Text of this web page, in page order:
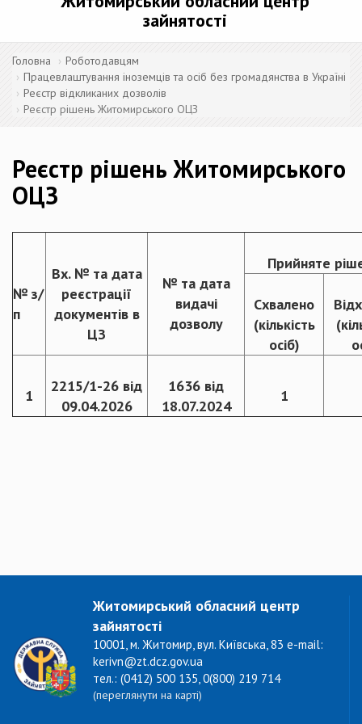
зайнятості
Головна
Роботодавцям
Працевлаштування іноземців та осіб без громадянства в Україні
Реєстр відкликаних дозволів
Реєстр рішень Житомирського ОЦЗ
Реєстр рішень Житомирського
ОЦЗ
№ з/
п
Вх. № та дата
реєстрації
документів в
ЦЗ
№ та дата
видачі
дозволу
Прийняте
Схвалено
(кількість
осіб)
1
2215/1-26 від
09.04.2026
1636 від
18.07.2024
1
Житомирський обласний центр
зайнятості
10001, м. Житомир, вул. Київська, 83 e-mail:
kerivn@zt.dcz.gov.ua
тел.: (0412) 500 135, 0(800) 219 714
(переглянути на карті)